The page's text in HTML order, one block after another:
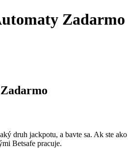
Zadarmo
druh jackpotu, a bavte sa. Ak ste
Betsafe pracuje.